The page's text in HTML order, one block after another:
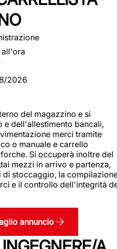
all'ora
2026
del magazzino e si
e dell'allestimento bancali,
merci tramite
o manuale e carrello
Si occuperà inoltre del
mezzi in arrivo e partenza,
stoccaggio, la
e il controllo dell'integrità
annuncio